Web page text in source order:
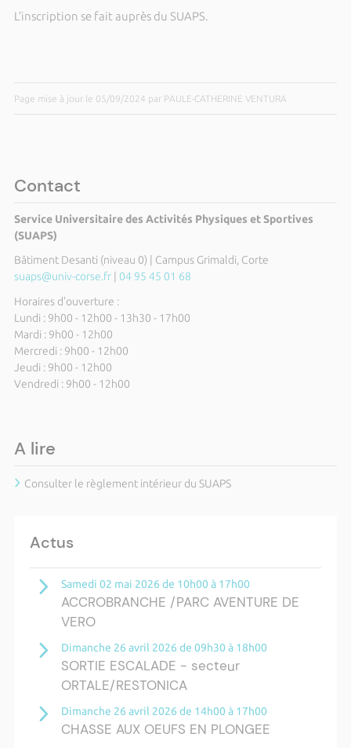
L’inscription se fait auprès du SUAPS.
Page mise à jour le 05/09/2024 par PAULE-CATHERINE VENTURA
Contact
Service Universitaire des Activités Physiques et Sportives
(SUAPS)
Bâtiment Desanti (niveau 0) | Campus Grimaldi, Corte
suaps@univ-corse.fr| 04 95 45 01 68
Horaires d'ouverture :
Lundi : 9h00 - 12h00 - 13h30 - 17h00
Mardi : 9h00 - 12h00
Mercredi : 9h00 - 12h00
Jeudi : 9h00 - 12h00
Vendredi : 9h00 - 12h00
A lire
Consulter le règlement intérieur du SUAPS
Actus
Samedi 02 mai 2026 de 10h00 à 17h00
ACCROBRANCHE /PARC AVENTURE DE
VERO
Dimanche 26 avril 2026 de 09h30 à 18h00
SORTIE ESCALADE - secteur
ORTALE/RESTONICA
Dimanche 26 avril 2026 de 14h00 à 17h00
CHASSE AUX OEUFS EN PLONGEE